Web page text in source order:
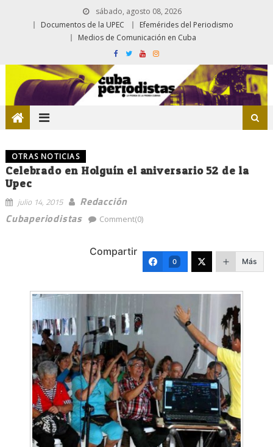
sábado, agosto 08, 2026
Documentos de la UPEC
Efemérides del Periodismo
Medios de Comunicación en Cuba
OTRAS NOTICIAS
Celebrado en Holguín el aniversario 52 de la
Upec
julio 14, 2015
Redacción
Cubaperiodistas
Comment(0)
Compartir
0 Más